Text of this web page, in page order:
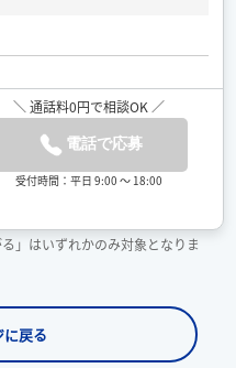
＼ 通話料0円で相談OK ／
電話で応募
受付時間：平日 9:00 ～ 18:00
」はいずれかのみ対象となりま
戻る